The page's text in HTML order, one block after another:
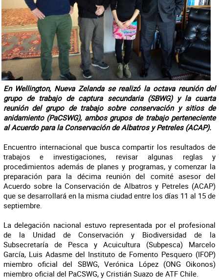
En Wellington, Nueva Zelanda se realizó la octava reunión del
grupo de trabajo de captura secundaria (SBWG) y la cuarta
reunión del grupo de trabajo sobre conservación y sitios de
anidamiento (PaCSWG), ambos grupos de trabajo perteneciente
al Acuerdo para la Conservación de Albatros y Petreles (ACAP).
Encuentro internacional que busca compartir los resultados de
trabajos e investigaciones, revisar algunas reglas y
procedimientos además de planes y programas, y comenzar la
preparación para la décima reunión del comité asesor del
Acuerdo sobre la Conservación de Albatros y Petreles (ACAP)
que se desarrollará en la misma ciudad entre los días 11 al 15 de
septiembre.
La delegación nacional estuvo representada por el profesional
de la Unidad de Conservación y Biodiversidad de la
Subsecretaría de Pesca y Acuicultura (Subpesca) Marcelo
García, Luis Adasme del Instituto de Fomento Pesquero (IFOP)
miembro oficial del SBWG, Verónica López (ONG Oikonos)
miembro oficial del PaCSWG, y Cristián Suazo de ATF Chile.